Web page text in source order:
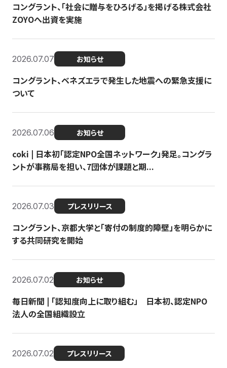
コングラント、「社会に贈与をひろげる」を掲げる株式会社
ZOYOへ出資を実施
2026.07.07 お知らせ
コングラント、ベネズエラで発生した地震への緊急支援に
ついて
2026.07.06 お知らせ
coki | 日本初「認定NPO全国ネットワーク」発足。コングラ
ントが事務局を担い、7団体が課題と期...
2026.07.03 プレスリリース
コングラント、京都大学と「寄付の制度的障壁」を明らかに
する共同研究を開始
2026.07.02 お知らせ
毎日新聞 | 「認知度向上に取り組む」 日本初、認定NPO
法人の全国組織設立
2026.07.02 プレスリリース